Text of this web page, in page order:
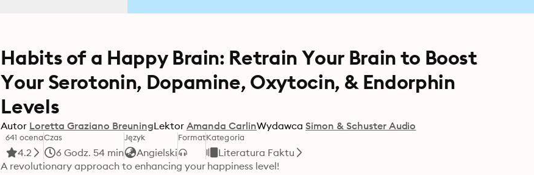
Habits of a Happy Brain: Retrain Your Brain to Boost
Your Serotonin, Dopamine, Oxytocin, & Endorphin
Levels
Autor Loretta Graziano BreuningLektor Amanda CarlinWydawca Simon & Schuster Audio
641 ocena
4.2
Czas
6 Godz. 54 min
Język
Angielski
FormatKategoria
Literatura Faktu
A revolutionary approach to enhancing your happiness level!